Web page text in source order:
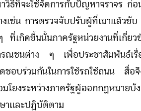
วิธีที่จะใช้จัดการกับปัญหาจราจร ก่
เช่น การตรวจจับปรับผู้ที่เมาแล้วขับ
ที่เกิดขึ้นนั้นภาครัฐหน่วยงานที่เกี่ยว
รณชนต่าง ๆ เพื่อประชาสัมพันธ์เรื่
ชอบร่วมกันในการใช้รถใช้ถนน สื่อ
มโยงระหว่างภาครัฐผู้ออกกฎหมายบั
าและปฏิบัติตาม